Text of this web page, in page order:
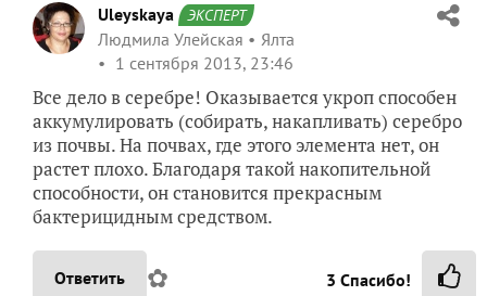
Uleyskaya ЭКСПЕРТ
Людмила Улейская
Ялта
1 сентября 2013, 23:46
Все дело в серебре! Оказывается укроп способен
аккумулировать (собирать, накапливать) серебро
из почвы. На почвах, где этого элемента нет, он
растет плохо. Благодаря такой накопительной
способности, он становится прекрасным
бактерицидным средством.
Ответить ✿ 3 Спасибо!